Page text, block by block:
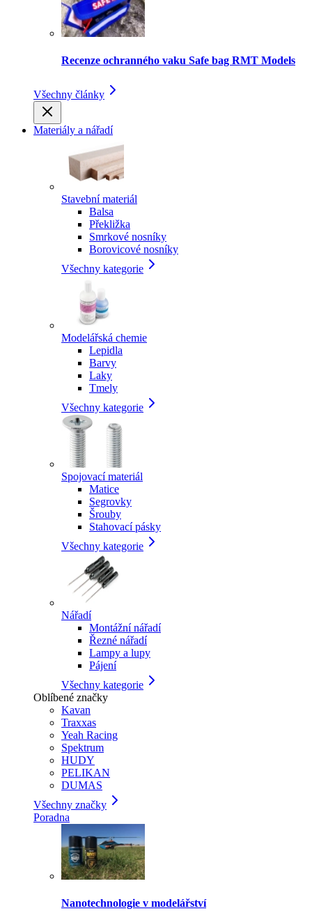
Recenze ochranného vaku Safe bag RMT Models
Všechny články
Materiály a nářadí
Stavební materiál
Balsa
Překližka
Smrkové nosníky
Borovicové nosníky
Všechny kategorie
Modelářská chemie
Lepidla
Barvy
Laky
Tmely
Všechny kategorie
Spojovací materiál
Matice
Segrovky
Šrouby
Stahovací pásky
Všechny kategorie
Nářadí
Montážní nářadí
Řezné nářadí
Lampy a lupy
Pájení
Všechny kategorie
Oblíbené značky
Kavan
Traxxas
Yeah Racing
Spektrum
HUDY
PELIKAN
DUMAS
Všechny značky
Poradna
Nanotechnologie v modelářství